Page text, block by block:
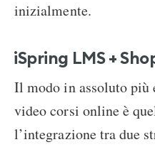
inizialmente.
iSpring LMS +
Il modo in assoluto più
video corsi online è
l’integrazione tra due